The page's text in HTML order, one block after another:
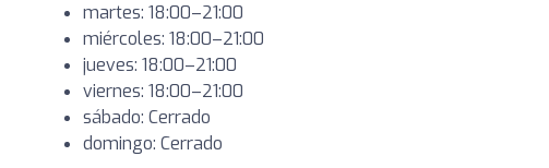
martes: 18:00–21:00
miércoles: 18:00–21:00
jueves: 18:00–21:00
viernes: 18:00–21:00
sábado: Cerrado
domingo: Cerrado